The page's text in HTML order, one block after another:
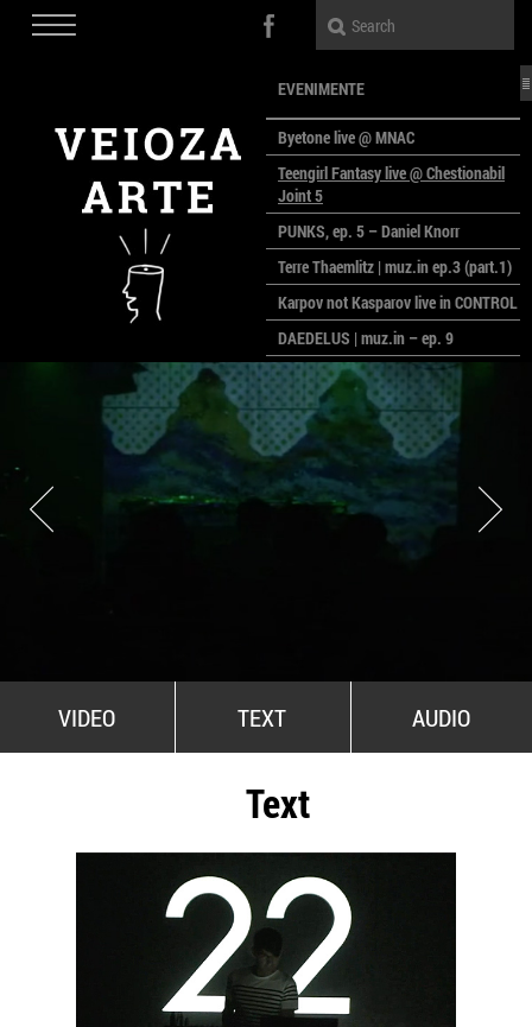
EVENIMENTE
Byetone live @ MNAC
Teengirl Fantasy live @ Chestionabil
Joint 5
PUNKS, ep. 5 – Daniel Knorr
Terre Thaemlitz | muz.in ep.3 (part.1)
Karpov not Kasparov live in CONTROL
DAEDELUS | muz.in – ep. 9
LALELE, LALELE – prima premieră a
anului la MACAZ
CinePOLSKA – filme poloneze la
București
PEOPLE OF ROMANIA se lansează la
galeria Simeza
All Stars For Outernational
VIDEO TEXT AUDIO
Text